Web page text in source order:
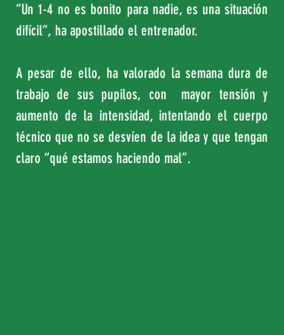
“Un 1-4 no es bonito para nadie, es una situación
difícil”, ha apostillado el entrenador.
A pesar de ello, ha valorado la semana dura de
trabajo de sus pupilos, con  mayor tensión y
aumento de la intensidad, intentando el cuerpo
técnico que no se desvíen de la idea y que tengan
claro “qué estamos haciendo mal”.